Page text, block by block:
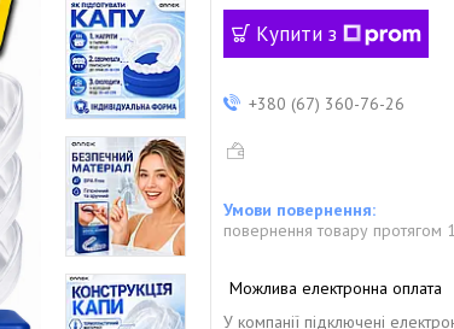
Купити з
+380 (67) 360-76-26
повернення товару протягом
У компанії підключені